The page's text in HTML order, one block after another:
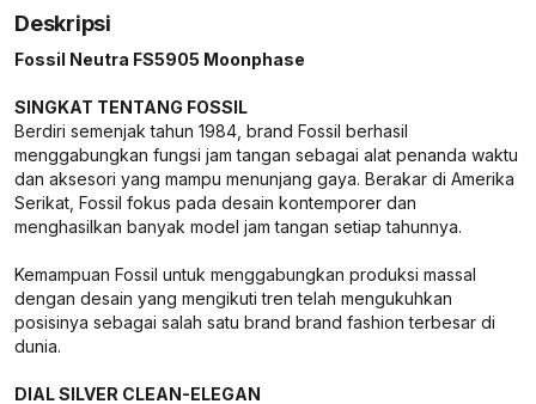
Deskripsi
Fossil Neutra FS5905 Moonphase
SINGKAT TENTANG FOSSIL
Berdiri semenjak tahun 1984, brand Fossil berhasil
menggabungkan fungsi jam tangan sebagai alat penanda waktu
dan aksesori yang mampu menunjang gaya. Berakar di Amerika
Serikat, Fossil fokus pada desain kontemporer dan
menghasilkan banyak model jam tangan setiap tahunnya.
Kemampuan Fossil untuk menggabungkan produksi massal
dengan desain yang mengikuti tren telah mengukuhkan
posisinya sebagai salah satu brand brand fashion terbesar di
dunia.
DIAL SILVER CLEAN-ELEGAN